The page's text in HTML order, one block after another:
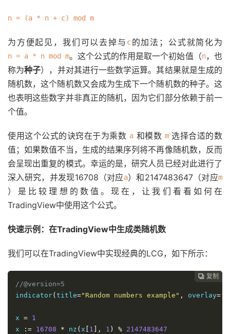
n = (a * n + c) mod m
为方便起见，我们可以去掉与 c的加法；公式就简化为
n = a * n mod m。这个公式的作用是取一个初始值（n，也
称为种子），并对其进行一些数学运算。其结果就是生成的
随机数，这个随机数又会成为生成下一个随机数的种子。这
也表明这些数字并非真正的随机，因为它们部分依赖于前一
个值。
使用这个公式的诀窍在于为乘数 a 和模数 m选择合适的数
值；如果数值不当，生成的结果序列将不再像随机数，反而
会呈现出重复的模式。幸运的是，研究人员已经对此进行了
深入研究，并发现16708（对应a）和2147483647（对应m
）是比较理想的数值。现在，让我们看看如何在
TradingView中使用这个公式。
快速示例：在TradingView中生成类随机数
我们可以在TradingView中实现经典的LCG，如下所示：
 复制
 复制
 复制
 复制
 复制
 复制
 复制
 复制
//@version=5
indicator( title="Random numbers example" , overlay=
x = 1
x
:= 16708 * nz ( x 1 ], 1 ) % 2147483647